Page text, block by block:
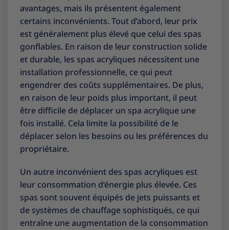
avantages, mais ils présentent également
certains inconvénients. Tout d’abord, leur prix
est généralement plus élevé que celui des spas
gonflables. En raison de leur construction solide
et durable, les spas acryliques nécessitent une
installation professionnelle, ce qui peut
engendrer des coûts supplémentaires. De plus,
en raison de leur poids plus important, il peut
être difficile de déplacer un spa acrylique une
fois installé. Cela limite la possibilité de le
déplacer selon les besoins ou les préférences du
propriétaire.
Un autre inconvénient des spas acryliques est
leur consommation d’énergie plus élevée. Ces
spas sont souvent équipés de jets puissants et
de systèmes de chauffage sophistiqués, ce qui
entraîne une augmentation de la consommation